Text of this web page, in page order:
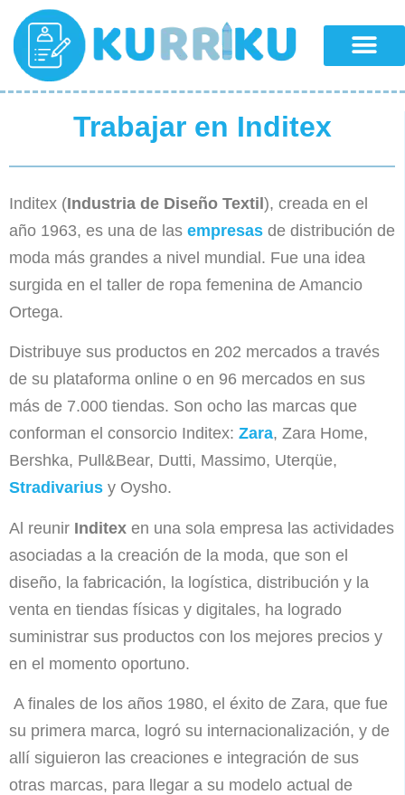
Trabajar en Inditex
Inditex (Industria de Diseño Textil), creada en el
año 1963, es una de las empresas de distribución de
moda más grandes a nivel mundial. Fue una idea
surgida en el taller de ropa femenina de Amancio
Ortega.
Distribuye sus productos en 202 mercados a través
de su plataforma online o en 96 mercados en sus
más de 7.000 tiendas. Son ocho las marcas que
conforman el consorcio Inditex: Zara, Zara Home,
Bershka, Pull&Bear, Dutti, Massimo, Uterqüe,
Stradivarius y Oysho.
Al reunir Inditex en una sola empresa las actividades
asociadas a la creación de la moda, que son el
diseño, la fabricación, la logística, distribución y la
venta en tiendas físicas y digitales, ha logrado
suministrar sus productos con los mejores precios y
en el momento oportuno.
A finales de los años 1980, el éxito de Zara, que fue
su primera marca, logró su internacionalización, y de
allí siguieron las creaciones e integración de sus
otras marcas, para llegar a su modelo actual de